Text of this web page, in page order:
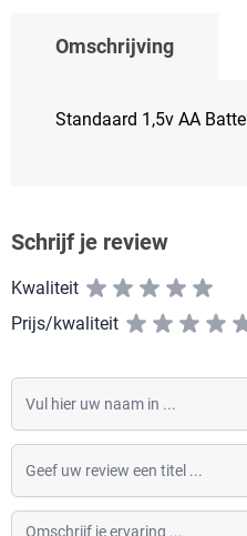
Omschrijving
Standaard 1,5v AA
Schrijf je review
Kwaliteit
Prijs/kwaliteit
Vul hier uw naam in
Geef uw review een titel
Omschrijf je ervaring